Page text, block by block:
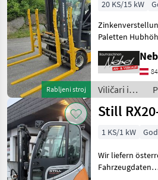
Jungheinrich
4
Sonstige
2
Kalmar
1
Still
1
MARKETPLACE
Marketplace
Ponude
trgovaca
Mali
Rabljeni stroj
20 KS/15 kW
Paletten
Gorivo: ,
(mm): 3000 do
tova: Dupleks, ,
Hidraulično
uređa
Viličari i
skladišna
tehnika /
Still
1 KS/1 kW
Wir liefern
Fahrzeugdaten